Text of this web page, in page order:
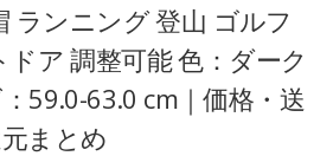
ランニング 登山 ゴルフ
ア 調整可能 色：ダーク
59.0-63.0 cm｜価格・送
まとめ